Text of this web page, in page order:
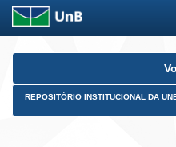
Skip
REPOSITÓRIO INSTITUCIONAL DA